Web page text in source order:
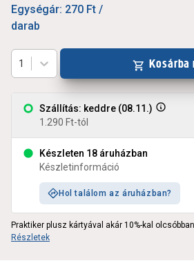
Egységár: 270 Ft /
darab
Szállítás: keddre (08.11.)
1.290 Ft-tól
Készleten 18 áruházban
Készletinformáció
Hol találom az áruházban?
1 Kosárba
Praktiker plusz kártyával akár 10%-kal
Részletek